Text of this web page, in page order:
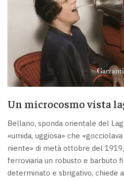
Un microcosmo vista
Bellano, sponda orientale del
«umida, uggiosa» che
niente» di metà ottobre del
ferroviaria un robusto e barbuto
determinato e sbrigativo, chiede